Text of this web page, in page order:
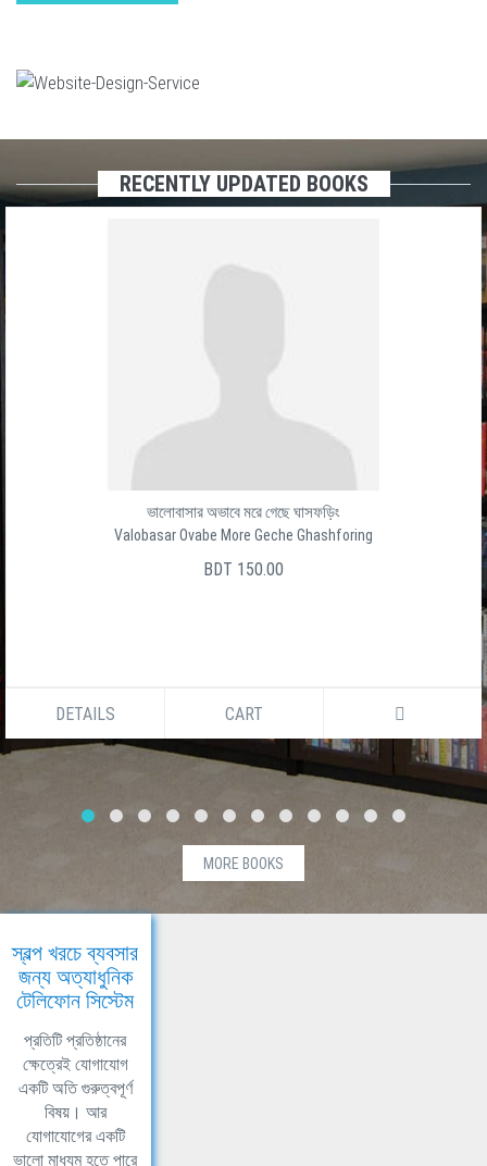
RECENTLY UPDATED BOOKS
ভালোবাসার অভাবে মরে গেছে ঘাসফড়িং
Valobasar Ovabe More Geche Ghashforing
BDT 150.00
DETAILS CART
MORE BOOKS
স্বল্প খরচে ব্যবসার
জন্য অত্যাধুনিক
টেলিফোন সিস্টেম
প্রতিটি প্রতিষ্ঠানের
ক্ষেত্রেই যোগাযোগ
একটি অতি গুরুত্বপূর্ণ
বিষয়। আর
যোগাযোগের একটি
ভালো মাধ্যম হতে পারে